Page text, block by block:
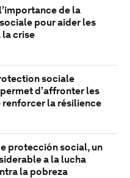
de la
pour aider les
la crise
sociale
d’affronter les
renforcer la résilience
protección social, un
a la lucha
la pobreza